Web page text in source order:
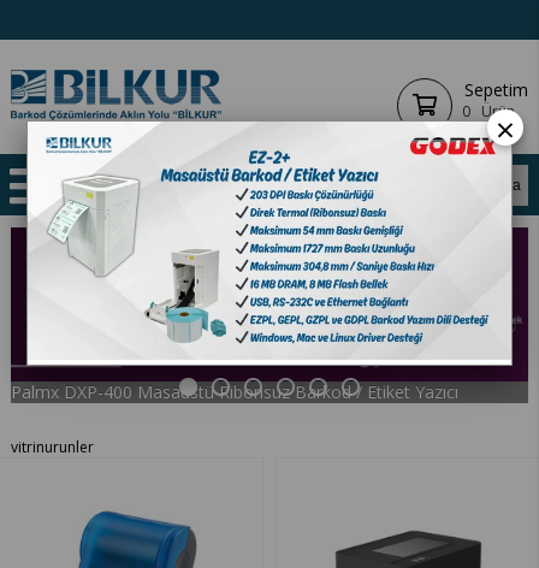
Sepetim
0 Ürün
Palmx DXP-400 Masaüstü Ribonsuz Barkod / Etiket Yazıcı
Previous Next
vitrinurunler
×